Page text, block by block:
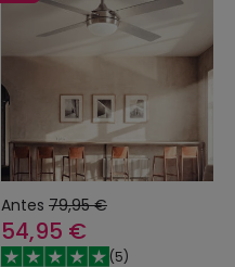
Antes 79,95 €
54,95 €
(5)